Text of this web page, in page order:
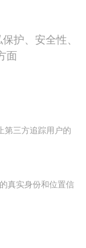
护、安全性、
面
第三方追踪用户的
真实身份和位置信